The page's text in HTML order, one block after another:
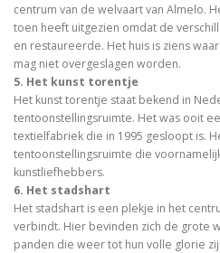
centrum van de welvaart van Almelo.
toen heeft uitgezien omdat de
en restaureerde. Het huis is ziens
mag niet overgeslagen worden.
5. Het kunst torentje
Het kunst torentje staat bekend in
tentoonstellingsruimte. Het was ooit
textielfabriek die in 1995 gesloopt is.
tentoonstellingsruimte die
kunstliefhebbers.
6. Het stadshart
Het stadshart is een plekje in het
verbindt. Hier bevinden zich de grote
panden die weer tot hun volle glorie